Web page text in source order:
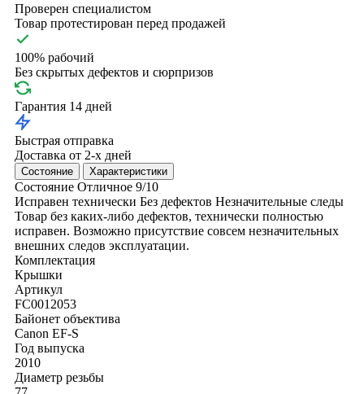
Проверен специалистом
Товар протестирован перед продажей
100% рабочий
Без скрытых дефектов и сюрпризов
Гарантия 14 дней
Быстрая отправка
Доставка от 2-х дней
Состояние Характеристики
Состояние Отличное 9/10
Исправен технически Без дефектов Незначительные следы
Товар без каких-либо дефектов, технически полностью
исправен. Возможно присутствие совсем незначительных
внешних следов эксплуатации.
Комплектация
Крышки
Артикул
FC0012053
Байонет объектива
Canon EF-S
Год выпуска
2010
Диаметр резьбы